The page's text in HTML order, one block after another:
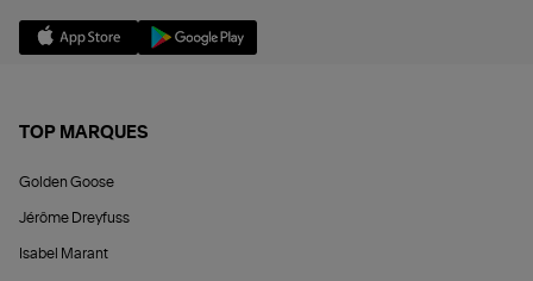
TOP MARQUES
Golden Goose
Jérôme Dreyfuss
Isabel Marant